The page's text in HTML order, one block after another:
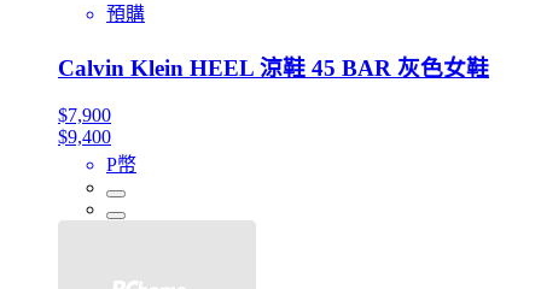
預購
Calvin Klein HEEL 涼鞋 45 BAR 灰色女鞋
$7,900
$9,400
P幣